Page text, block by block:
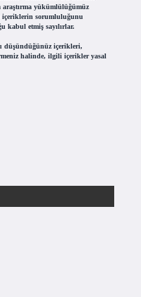
yükümlülüğümüz
içeriklerin sorumluluğunu
kabul etmiş sayılırlar.
düşündüğünüz içerikleri,
halinde, ilgili içerikler yasal